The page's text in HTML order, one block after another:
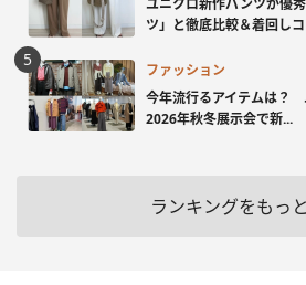
ツ」と徹底比較＆着回し
ファッション
今年流行るアイテムは？
2026年秋冬展示会で新...
ランキングをもっ